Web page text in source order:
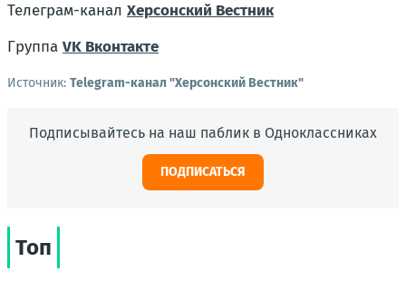
Телеграм-канал Херсонский Вестник
Группа VK Вконтакте
Источник: Telegram-канал "Херсонский Вестник"
Подписывайтесь на наш паблик в Одноклассниках
ПОДПИСАТЬСЯ
Топ